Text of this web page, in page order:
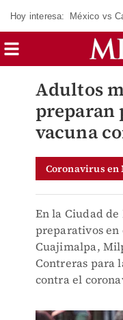
Hoy interesa: México vs
Adultos
preparan
vacuna
Coronavirus en
En la Ciudad
preparativos en
Cuajimalpa,
Contreras para
contra el